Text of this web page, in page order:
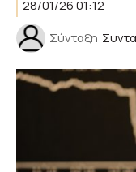
28/01/26 01:12
Σύνταξη